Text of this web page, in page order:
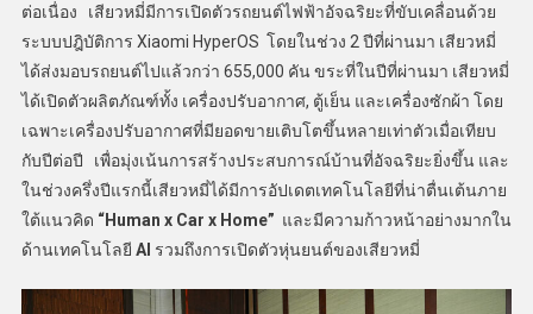
ต่อเนื่อง เสียวหมี่มีการเปิดตัวรถยนต์ไฟฟ้าอัจฉริยะที่ขับเคลื่อนด้วย
ระบบปฎิบัติการ Xiaomi HyperOS โดยในช่วง 2 ปีที่ผ่านมา เสียวหมี่
ได้ส่งมอบรถยนต์ไปแล้วกว่า 655,000 คัน ขระที่ในปีที่ผ่านมา เสียวหมี่
ได้เปิดตัวผลิตภัณฑ์ทั้ง เครื่องปรับอากาศ, ตู้เย็น และเครื่องซักผ้า โดย
เฉพาะเครื่องปรับอากาศที่มียอดขายเติบโตขึ้นหลายเท่าตัวเมื่อเทียบ
กับปีต่อปี เพื่อมุ่งเน้นการสร้างประสบการณ์บ้านที่อัจฉริยะยิ่งขึ้น และ
ในช่วงครึ่งปีแรกนี้เสียวหมี่ได้มีการอัปเดตเทคโนโลยีที่น่าตื่นเต้นภาย
ใต้แนวคิด “Human x Car x Home” และมีความก้าวหน้าอย่างมากใน
ด้านเทคโนโลยี AI รวมถึงการเปิดตัวหุ่นยนต์ของเสียวหมี่